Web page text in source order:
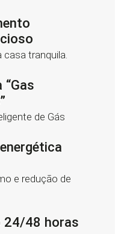
casa tranquila.
de Gás
e redução de
24/48 horas